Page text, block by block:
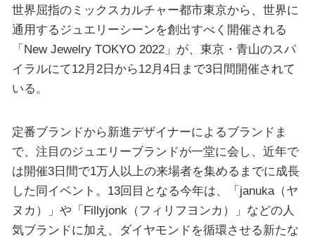
世界屈指のミックスカルチャー都市東京から、世界に
通用するジュエリーシーンを創出すべく開催される
「New Jewelry TOKYO 2022」が、東京・青山のスパ
イラルにて12月2日から12月4日まで3日間開催されて
いる。
定番ブランドから新進デザイナーによるブランドま
で、注目のジュエリーブランドが一堂に会し、近年で
は開催3日間で1万人以上の来場者を集めるまでに成長
した同イベント。13回目となる今年は、「januka（ヤ
ヌカ）」や「Fillyjonk（フィリフヨンカ）」などの人
気ブランドに加え、ダイヤモンドを循環させる新たな